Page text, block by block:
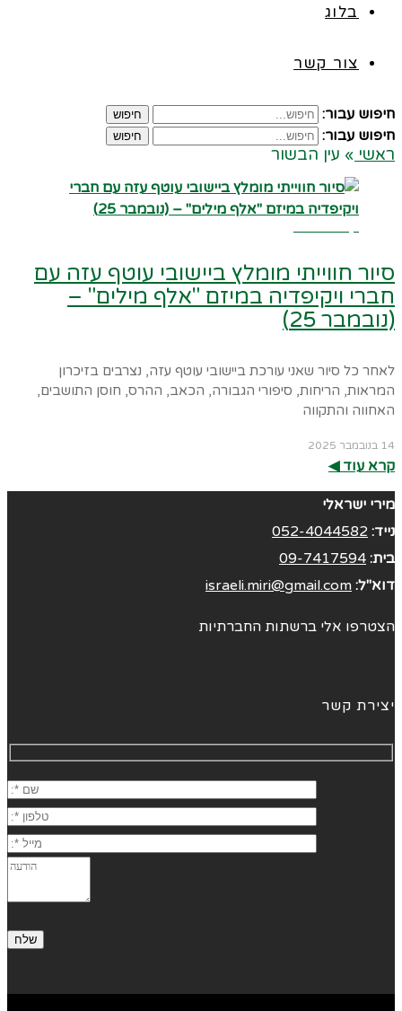
בלוג
צור קשר
חיפוש עבור: חיפוש
חיפוש עבור: חיפוש
ראשי » עין הבשור
סיור חווייתי מומלץ ביישובי עוטף עזה עם
חברי ויקיפדיה במיזם "אלף מילים" –
(נובמבר 25)
לאחר כל סיור שאני עורכת ביישובי עוטף עזה, נצרבים בזיכרון
המראות, הריחות, סיפורי הגבורה, הכאב, ההרס, חוסן התושבים,
האחווה והתקווה
14 בנובמבר 2025
קרא עוד ◀︎
מירי ישראלי
נייד: 052-4044582
בית: 09-7417594
דוא"ל: israeli.miri@gmail.com
הצטרפו אלי ברשתות החברתיות
יצירת קשר